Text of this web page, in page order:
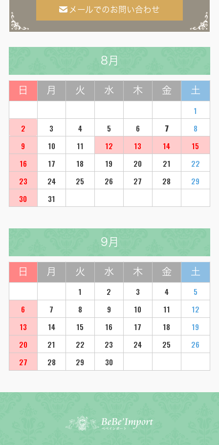
メールでのお問い合わせ
8月
日 月 火 水 木 金 土
1
2
3 4 5 6 7
8
9
10 11 12 13 14
15
16
17 18 19 20 21
22
23
24 25 26 27 28
29
30
31
9月
日 月 火 水 木 金 土
1 2 3 4
5
6
7 8 9 10 11
12
13
14 15 16 17 18
19
20
21 22 23 24 25
26
27
28 29 30